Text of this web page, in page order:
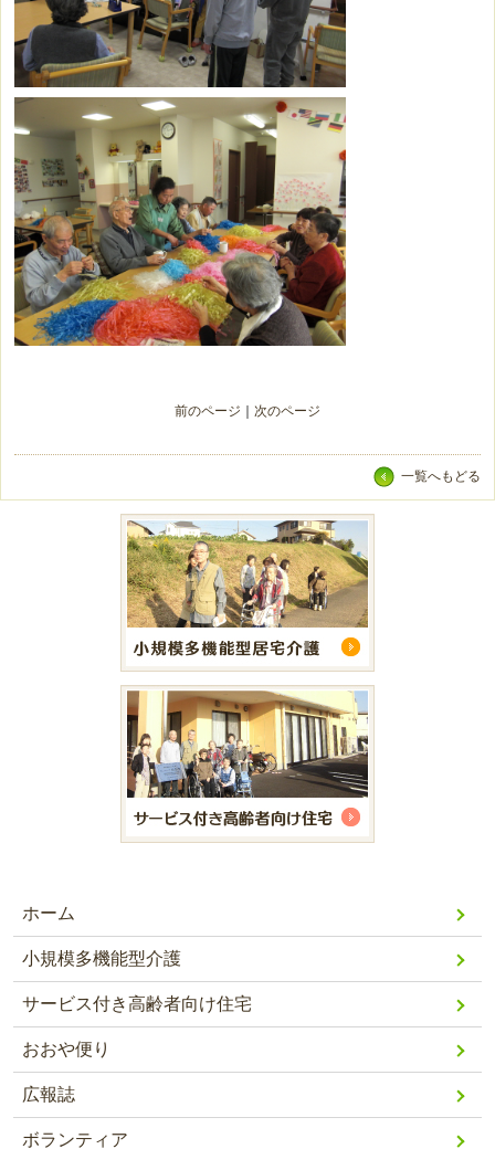
前のページ ｜ 次のページ
一覧へもどる
ホーム
小規模多機能型介護
サービス付き高齢者向け住宅
おおや便り
広報誌
ボランティア